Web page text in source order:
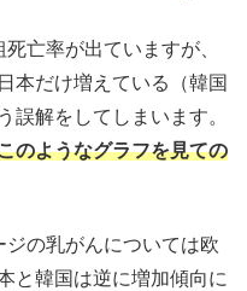
亡率が出ていますが、
本だけ増えている（韓国
誤解をしてしまいます。
のようなグラフを見ての
の乳がんについては欧
と韓国は逆に増加傾向に